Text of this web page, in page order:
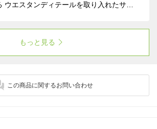
ウエスタンディテールを取り入れたサボ
グが完成✨
もっと見る
この商品に関するお問い合わせ